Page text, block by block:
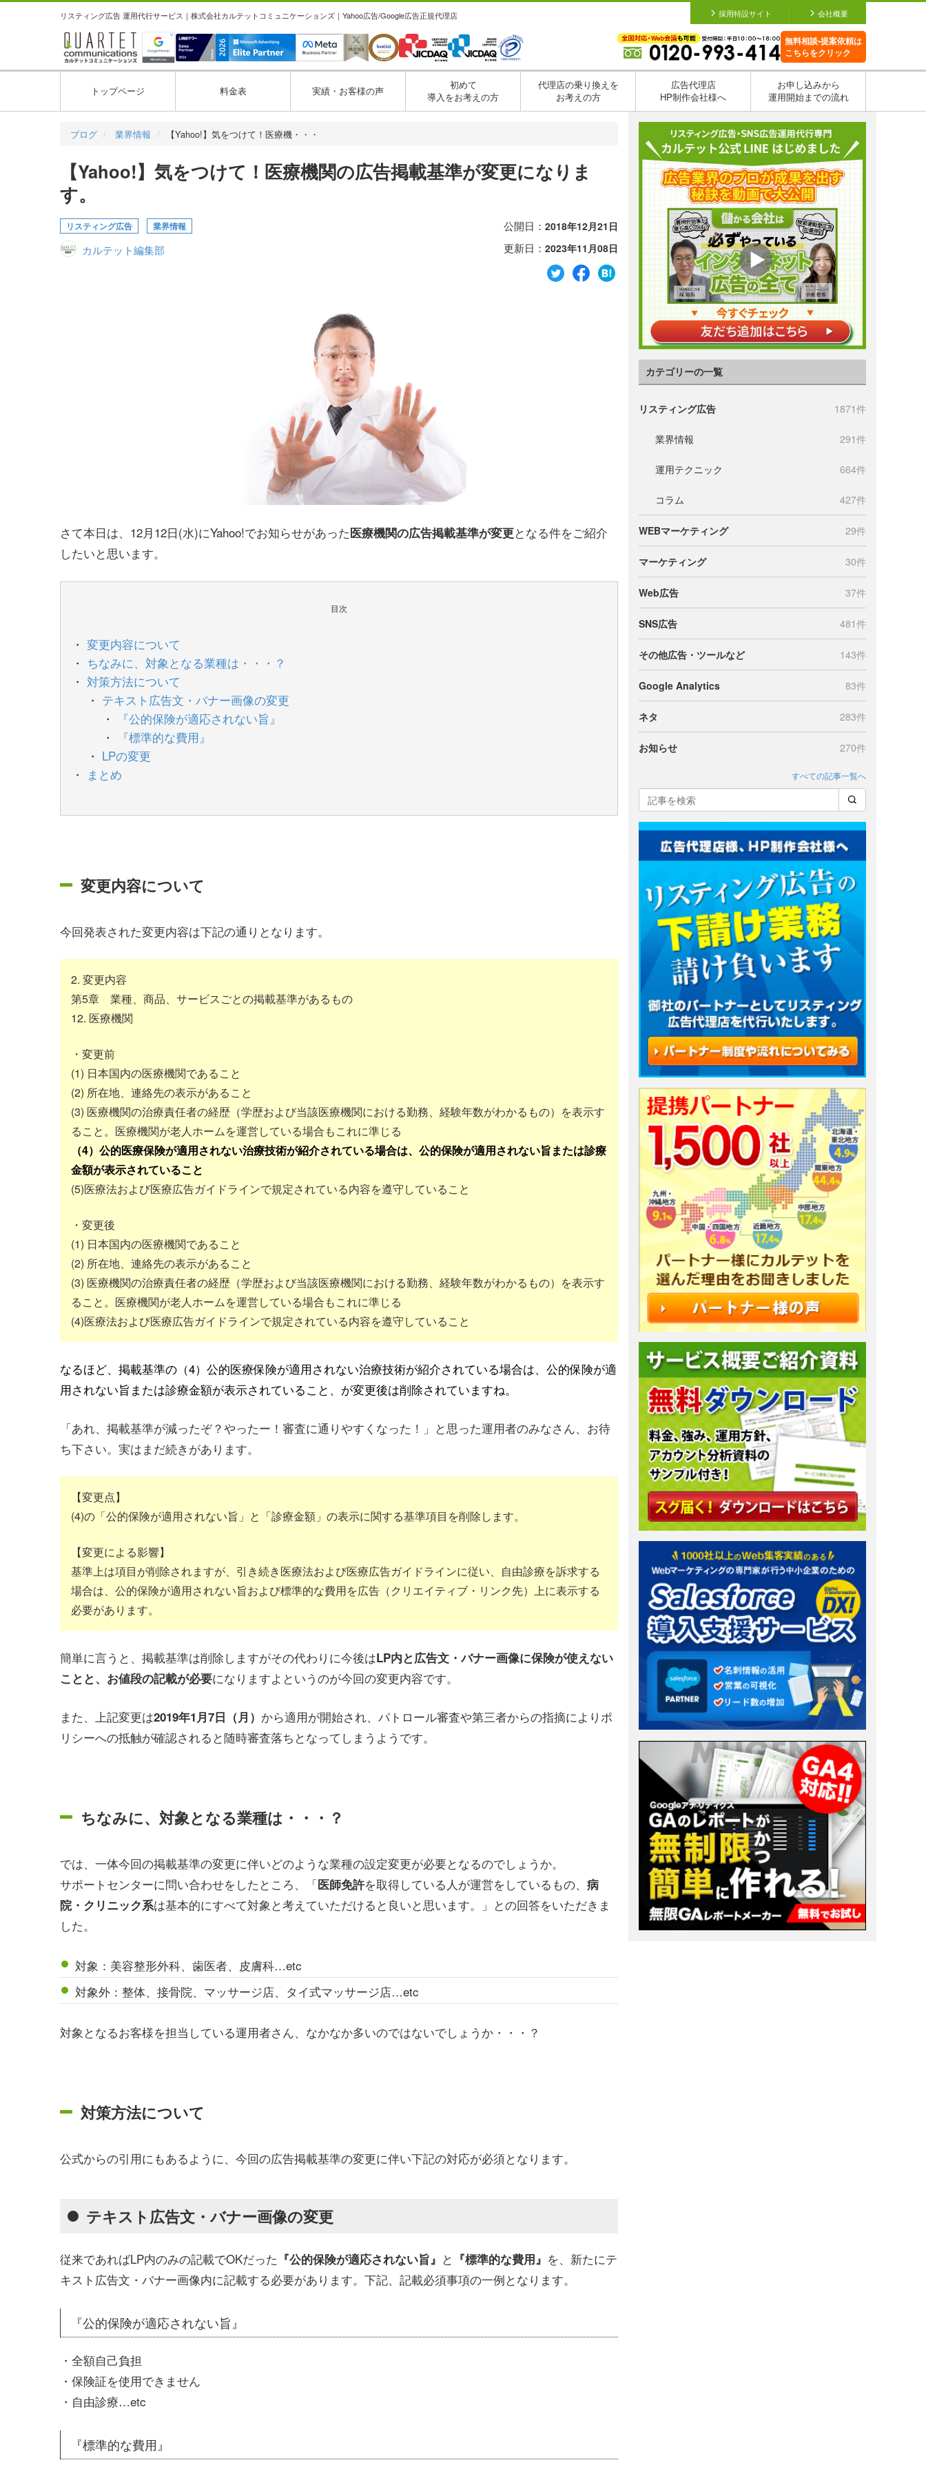
リスティング広告 運用代行サービス｜株式会社カルテットコミュニケーションズ｜Yahoo広告/Google広告正規代理店 採用特設サイト 会社概要
無料相談•提案依頼は
こちらをクリック
トップページ 料金表 実績・お客様の声
初めて
導入をお考えの方
代理店の乗り換えを
お考えの方
広告代理店
HP制作会社様へ
お申し込みから
運用開始までの流れ
ブログ 業界情報 【Yahoo!】気をつけて！医療機・・・
【Yahoo!】気をつけて！医療機関の広告掲載基準が変更になりま
す。
リスティング広告 業界情報
カルテット編集部
公開日： 2018年12月21日
更新日： 2023年11月08日
さて本日は、12月12日(水)にYahoo!でお知らせがあった医療機関の広告掲載基準が変更となる件をご紹介
したいと思います。
目次
変更内容について
ちなみに、対象となる業種は・・・？
対策方法について
テキスト広告文・バナー画像の変更
『公的保険が適応されない旨』
『標準的な費用』
LPの変更
まとめ
変更内容について
今回発表された変更内容は下記の通りとなります。
2. 変更内容
第5章 業種、商品、サービスごとの掲載基準があるもの
12. 医療機関
・変更前
(1) 日本国内の医療機関であること
(2) 所在地、連絡先の表示があること
(3) 医療機関の治療責任者の経歴（学歴および当該医療機関における勤務、経験年数がわかるもの）を表示す
ること。医療機関が老人ホームを運営している場合もこれに準じる
（4）公的医療保険が適用されない治療技術が紹介されている場合は、公的保険が適用されない旨または診療
金額が表示されていること
(5)医療法および医療広告ガイドラインで規定されている内容を遵守していること
・変更後
(1) 日本国内の医療機関であること
(2) 所在地、連絡先の表示があること
(3) 医療機関の治療責任者の経歴（学歴および当該医療機関における勤務、経験年数がわかるもの）を表示す
ること。医療機関が老人ホームを運営している場合もこれに準じる
(4)医療法および医療広告ガイドラインで規定されている内容を遵守していること
なるほど、掲載基準の（4）公的医療保険が適用されない治療技術が紹介されている場合は、公的保険が適
用されない旨または診療金額が表示されていること、が変更後は削除されていますね。
「あれ、掲載基準が減ったぞ？やったー！審査に通りやすくなった！」と思った運用者のみなさん、お待
ち下さい。実はまだ続きがあります。
【変更点】
(4)の「公的保険が適用されない旨」と「診療金額」の表示に関する基準項目を削除します。
【変更による影響】
基準上は項目が削除されますが、引き続き医療法および医療広告ガイドラインに従い、自由診療を訴求する
場合は、公的保険が適用されない旨および標準的な費用を広告（クリエイティブ・リンク先）上に表示する
必要があります。
簡単に言うと、掲載基準は削除しますがその代わりに今後はLP内と広告文・バナー画像に保険が使えない
ことと、お値段の記載が必要になりますよというのが今回の変更内容です。
また、上記変更は2019年1月7日（月） から適用が開始され、パトロール審査や第三者からの指摘によりポ
リシーへの抵触が確認されると随時審査落ちとなってしまうようです。
ちなみに、対象となる業種は・・・？
では、一体今回の掲載基準の変更に伴いどのような業種の設定変更が必要となるのでしょうか。
サポートセンターに問い合わせをしたところ、「医師免許を取得している人が運営をしているもの、 病
院・クリニック系は基本的にすべて対象と考えていただけると良いと思います。」との回答をいただきま
した。
対象：美容整形外科、歯医者、皮膚科…etc
対象外：整体、接骨院、マッサージ店、タイ式マッサージ店…etc
対象となるお客様を担当している運用者さん、なかなか多いのではないでしょうか・・・？
対策方法について
公式からの引用にもあるように、今回の広告掲載基準の変更に伴い下記の対応が必須となります。
テキスト広告文・バナー画像の変更
従来であればLP内のみの記載でOKだった 『公的保険が適応されない旨』 と 『標準的な費用』 を、新たにテ
キスト広告文・バナー画像内に記載する必要があります。下記、記載必須事項の一例となります。
『公的保険が適応されない旨』
・全額自己負担
・保険証を使用できません
・自由診療…etc
『標準的な費用』
カテゴリーの一覧
リスティング広告 1871件
業界情報 291件
運用テクニック 664件
コラム 427件
WEBマーケティング 29件
マーケティング 30件
Web広告 37件
SNS広告 481件
その他広告・ツールなど 143件
Google Analytics 83件
ネタ 283件
お知らせ 270件
すべての記事一覧へ